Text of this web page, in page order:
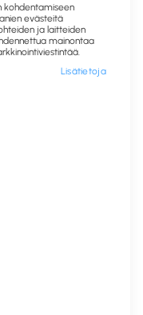
kohdentamiseen
evästeitä
ja laitteiden
mainontaa
Lisätietoja